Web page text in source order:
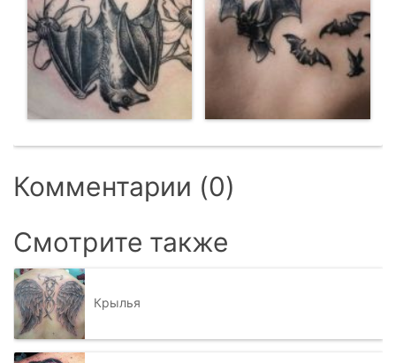
Комментарии (0)
Смотрите также
Крылья